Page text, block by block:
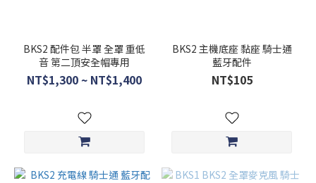
BKS2 配件包 半罩 全罩 重低
音 第二頂安全帽專用
NT$1,300 ~ NT$1,400
BKS2 主機底座 黏座 騎士通
藍牙配件
NT$105